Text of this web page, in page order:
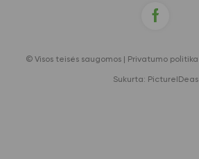
© Visos teisės saugomos | Privatumo politika
Sukurta: PictureIDeas